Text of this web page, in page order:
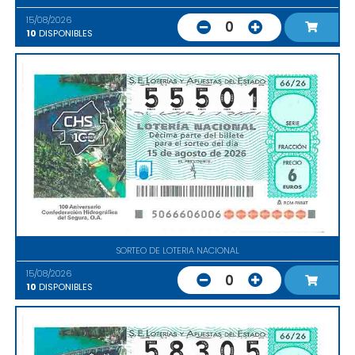
15/08/2026
10 DISPONIBLES 0
SORTEO DE LOTERIA NACIONAL
15/08/2026
10 DISPONIBLES 0